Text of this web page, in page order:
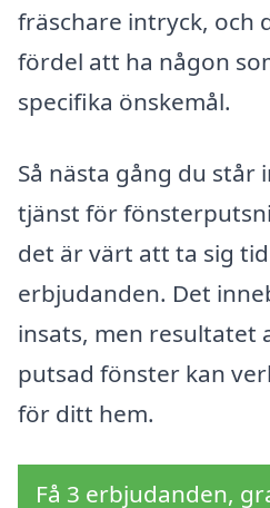
fräschare intryck, och
fördel att ha någon
specifika önskemål.
Så nästa gång du står
tjänst för
det är värt att ta sig
erbjudanden. Det
insats, men resultatet
putsad fönster kan
för ditt hem.
Få 3 erbjudanden,